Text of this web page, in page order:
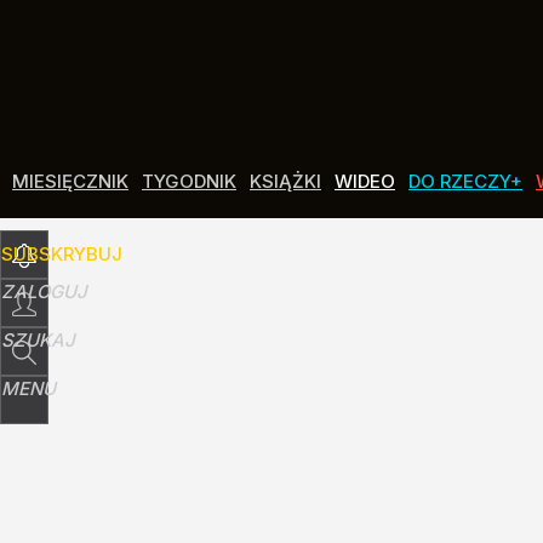
MIESIĘCZNIK TYGODNIK KSIĄŻKI WIDEO DO RZECZY+
SUBSKRYBUJ
ZALOGUJ
SZUKAJ
MENU